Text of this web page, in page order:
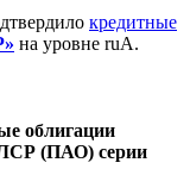
кредитные
на уровне ruA.
облигации
(ПАО) серии